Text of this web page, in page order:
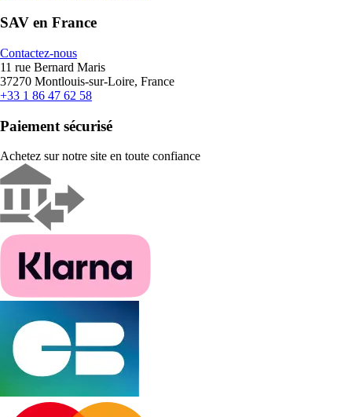
SAV en France
Contactez-nous
11 rue Bernard Maris
37270 Montlouis-sur-Loire, France
+33 1 86 47 62 58
Paiement sécurisé
Achetez sur notre site en toute confiance